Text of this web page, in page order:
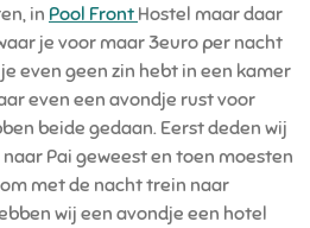
in Pool Front Hostel maar daar
je voor maar 3euro per nacht
even geen zin hebt in een kamer
even een avondje rust voor
beide gedaan. Eerst deden wij
Pai geweest en toen moesten
met de nacht trein naar
wij een avondje een hotel